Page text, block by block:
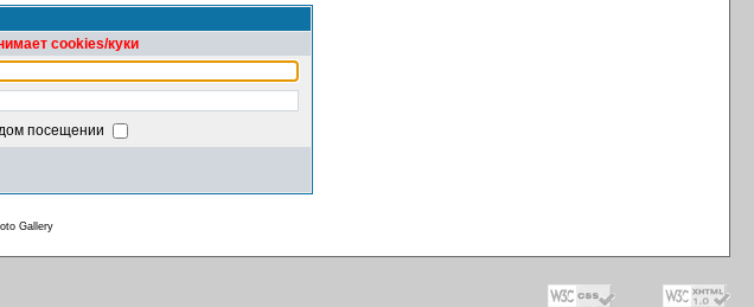
cookies/куки
посещении
Gallery